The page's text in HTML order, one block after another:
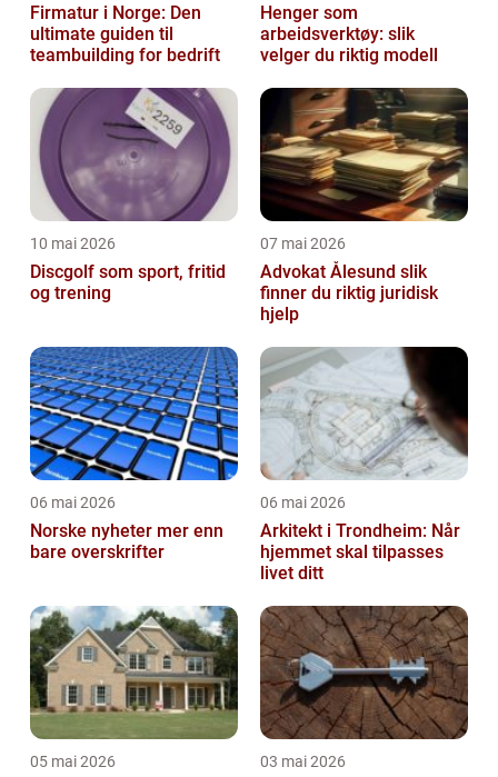
Firmatur i Norge: Den
ultimate guiden til
teambuilding for bedrift
Henger som
arbeidsverktøy: slik
velger du riktig modell
10 mai 2026
Discgolf som sport, fritid
og trening
07 mai 2026
Advokat Ålesund slik
finner du riktig juridisk
hjelp
06 mai 2026
Norske nyheter mer enn
bare overskrifter
06 mai 2026
Arkitekt i Trondheim: Når
hjemmet skal tilpasses
livet ditt
05 mai 2026 03 mai 2026